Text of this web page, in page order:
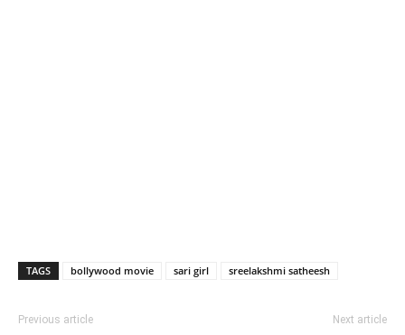
TAGS bollywood movie sari girl sreelakshmi satheesh
Previous article Next article